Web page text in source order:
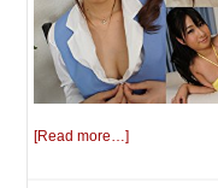
[Read more…]